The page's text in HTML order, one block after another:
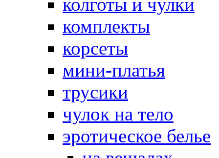
комплекты
корсеты
мини-платья
трусики
чулок на тело
эротическое белье